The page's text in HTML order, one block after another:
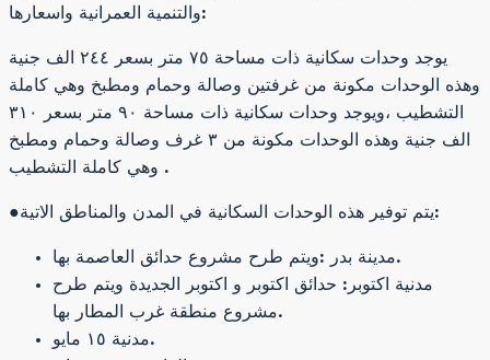
والتنمية العمرانية واسعارها:
يوجد وحدات سكانية ذات مساحة ٧٥ متر بسعر ٢٤٤ الف جنية
وهذه الوحدات مكونة من غرفتين وصالة وحمام ومطبخ وهي كاملة
التشطيب ،ويوجد وحدات سكانية ذات مساحة ٩٠ متر بسعر ٣١٠
الف جنية وهذه الوحدات مكونة من ٣ غرف وصالة وحمام ومطبخ
وهي كاملة التشطيب .
●يتم توفير هذه الوحدات السكانية في المدن والمناطق الاتية:
مدينة بدر :ويتم طرح مشروع حدائق العاصمة بها.
مدنية اكتوبر: حدائق اكتوبر و اكتوبر الجديدة ويتم طرح
مشروع منطقة غرب المطار بها.
مدنية ١٥ مايو.